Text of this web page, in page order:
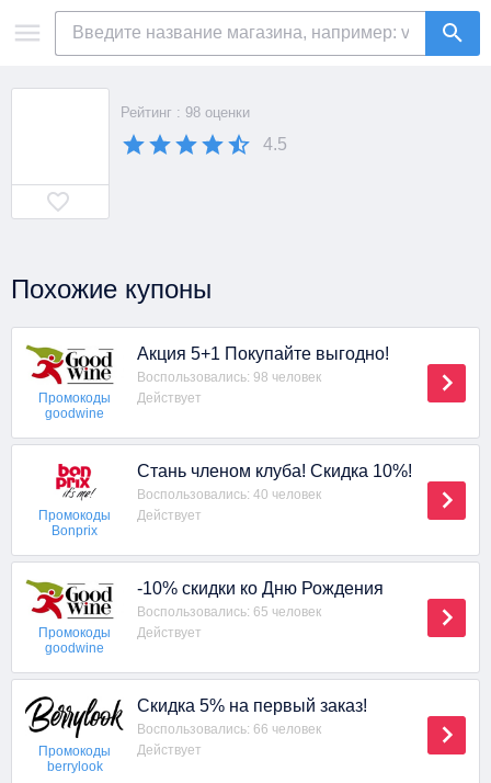
Рейтинг : 98 оценки
4.5
Похожие купоны
Промокоды
goodwine
Акция 5+1 Покупайте выгодно!
Воспользовались: 98 человек
Действует
Промокоды
Bonprix
Стань членом клуба! Скидка 10%!
Воспользовались: 40 человек
Действует
Промокоды
goodwine
-10% скидки ко Дню Рождения
Воспользовались: 65 человек
Действует
Промокоды
berrylook
Скидка 5% на первый заказ!
Воспользовались: 66 человек
Действует